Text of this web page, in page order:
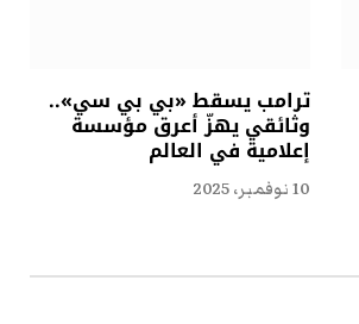
ترامب يسقط «بي بي سي»..
وثائقي يهزّ أعرق مؤسسة
إعلامية في العالم
10 نوفمبر، 2025